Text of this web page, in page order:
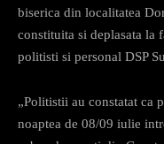
biserica din localitatea
constituita si deplasata la
politisti si personal DSP
„Politistii au constatat ca
noaptea de 08/09 iulie